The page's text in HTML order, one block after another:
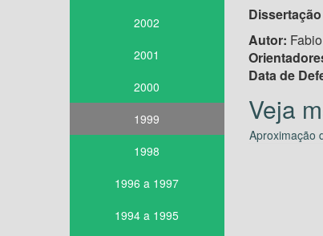
2002
2001
2000
1999
1998
1996 a 1997
1994 a 1995
Autor:
Data de
Aproximação